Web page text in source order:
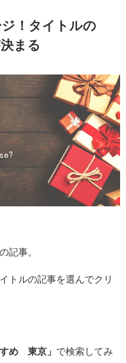
！タイトルの
まる
記事。
トルの記事を選んでクリ
め 東京」 で検索してみ